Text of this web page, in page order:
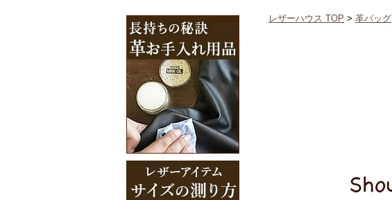
レザーハウス TOP > 革バッグ